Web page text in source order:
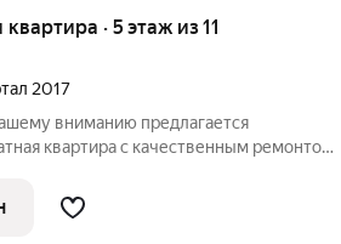
квартира · 5 этаж из 11
2017
вниманию предлагается
квартира с качественным ремонтом
5-м этаже, оснащена евроремонтом,